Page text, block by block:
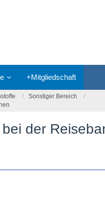
+Mitgliedschaft
Sonstiger Bereich
der